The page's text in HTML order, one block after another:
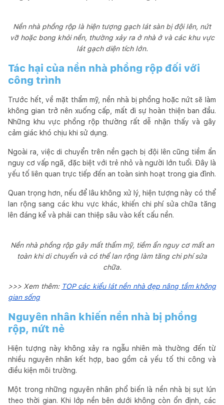
Nền nhà phồng rộp là hiện tượng gạch lát sàn bị đội lên, nứt
vỡ hoặc bong khỏi nền, thường xảy ra ở nhà ở và các khu vực
lát gạch diện tích lớn.
Tác hại của nền nhà phồng rộp đối với
công trình
Trước hết, về mặt thẩm mỹ, nền nhà bị phồng hoặc nứt sẽ làm
không gian trở nên xuống cấp, mất đi sự hoàn thiện ban đầu.
Những khu vực phồng rộp thường rất dễ nhận thấy và gây
cảm giác khó chịu khi sử dụng.
Ngoài ra, việc di chuyển trên nền gạch bị đội lên cũng tiềm ẩn
nguy cơ vấp ngã, đặc biệt với trẻ nhỏ và người lớn tuổi. Đây là
yếu tố liên quan trực tiếp đến an toàn sinh hoạt trong gia đình.
Quan trọng hơn, nếu để lâu không xử lý, hiện tượng này có thể
lan rộng sang các khu vực khác, khiến chi phí sửa chữa tăng
lên đáng kể và phải can thiệp sâu vào kết cấu nền.
Nền nhà phồng rộp gây mất thẩm mỹ, tiềm ẩn nguy cơ mất an
toàn khi di chuyển và có thể lan rộng làm tăng chi phí sửa
chữa.
>>> Xem thêm: TOP các kiểu lát nền nhà đẹp nâng tầm không
gian sống
Nguyên nhân khiến nền nhà bị phồng
rộp, nứt nẻ
Hiện tượng này không xảy ra ngẫu nhiên mà thường đến từ
nhiều nguyên nhân kết hợp, bao gồm cả yếu tố thi công và
điều kiện môi trường.
Một trong những nguyên nhân phổ biến là nền nhà bị sụt lún
theo thời gian. Khi lớp nền bên dưới không còn ổn định, các